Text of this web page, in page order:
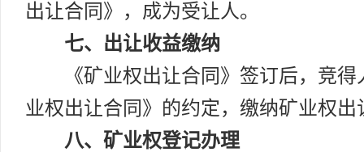
出让合同》，成为受让人。
七、出让收益缴纳
《矿业权出让合同》签订后，竞
业权出让合同》的约定，缴纳矿业权出
八、矿业权登记办理